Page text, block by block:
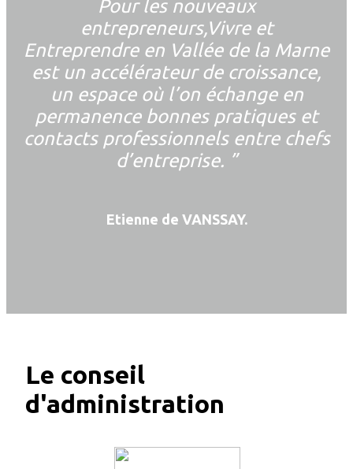
Pour les nouveaux
entrepreneurs,Vivre et
Entreprendre en Vallée de la Marne
est un accélérateur de croissance,
un espace où l’on échange en
permanence bonnes pratiques et
contacts professionnels entre chefs
d’entreprise. ”
Etienne de VANSSAY.
Le conseil
d'administration